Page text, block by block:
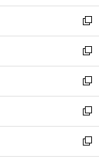
ウ
で
開
く
ン
ド
ウ
で
開
く
新
し
い
ウ
ィ
ン
ド
ウ
で
開
新
し
い
ウ
ィ
ン
ド
ウ
新
し
い
ウ
ィ
ン
新
し
い
ウ
新
し